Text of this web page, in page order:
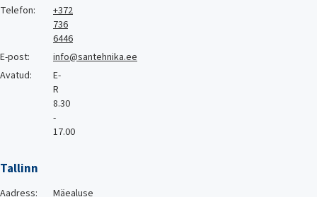
Telefon:
+372
736
6446
E-post:
info@santehnika.ee
Avatud:
E-
R
8.30
-
17.00
Tallinn
Aadress: Mäealuse